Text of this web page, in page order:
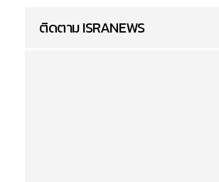
ติดตาม ISRANEWS